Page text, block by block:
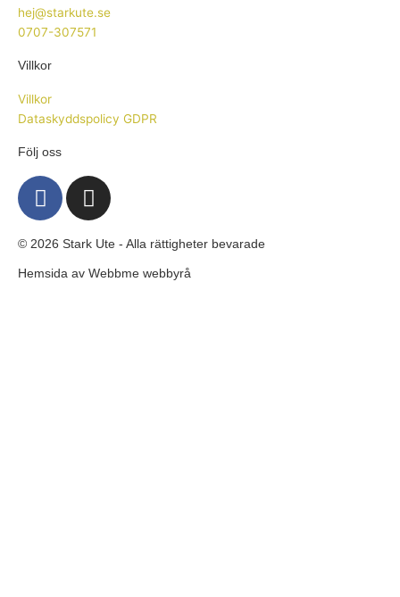
hej@starkute.se
0707-307571
Villkor
Villkor
Dataskyddspolicy GDPR
Följ oss
F
a
e
b
I
n
t
a
© 2026 Stark Ute - Alla rättigheter bevarade
Hemsida av Webbme webbyrå